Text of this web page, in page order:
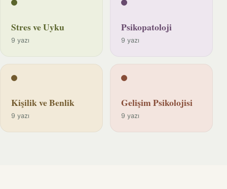
Stres ve Uyku
9 yazı
Psikopatoloji
9 yazı
Kişilik ve Benlik
9 yazı
Gelişim Psikolojisi
9 yazı